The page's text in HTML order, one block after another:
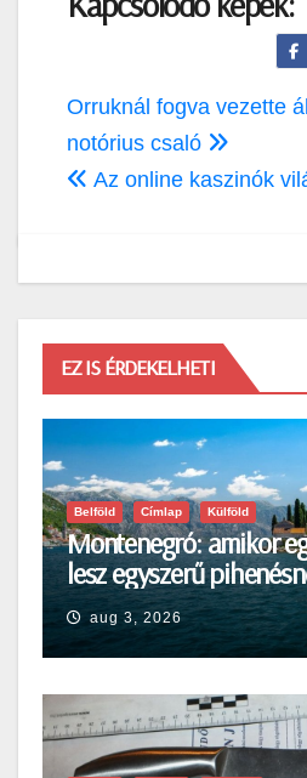
Bejegyzés
navigáció
Orruknál fogva vezette
notórius csaló
Az online kaszinók
EZ IS ÉRDEKELHETI
Belföld Címlap Külföld
Montenegró: amikor
lesz egyszerű
aug 3, 2026